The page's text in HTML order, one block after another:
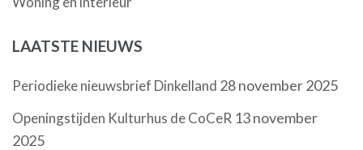
LAATSTE NIEUWS
Periodieke nieuwsbrief Dinkelland 28 november 2025
Openingstijden Kulturhus de CoCeR 13 november
2025